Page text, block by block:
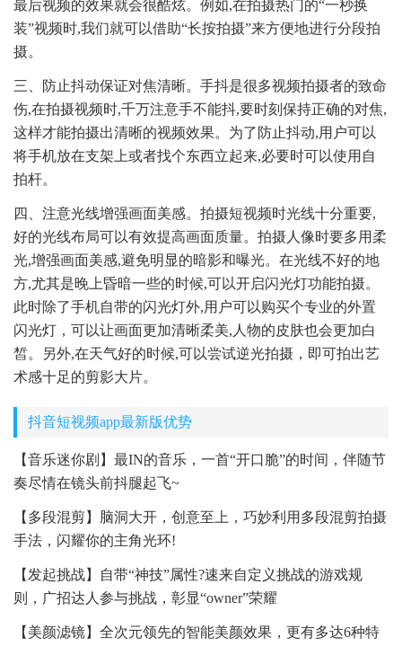
最后视频的效果就会很酷炫。例如,在拍摄热门的“一秒换
装”视频时,我们就可以借助“长按拍摄”来方便地进行分段拍
摄。
三、防止抖动保证对焦清晰。手抖是很多视频拍摄者的致命
伤,在拍摄视频时,千万注意手不能抖,要时刻保持正确的对焦,
这样才能拍摄出清晰的视频效果。为了防止抖动,用户可以
将手机放在支架上或者找个东西立起来,必要时可以使用自
拍杆。
四、注意光线增强画面美感。拍摄短视频时光线十分重要,
好的光线布局可以有效提高画面质量。拍摄人像时要多用柔
光,增强画面美感,避免明显的暗影和曝光。在光线不好的地
方,尤其是晚上昏暗一些的时候,可以开启闪光灯功能拍摄。
此时除了手机自带的闪光灯外,用户可以购买个专业的外置
闪光灯，可以让画面更加清晰柔美,人物的皮肤也会更加白
皙。另外,在天气好的时候,可以尝试逆光拍摄，即可拍出艺
术感十足的剪影大片。
抖音短视频app最新版优势
【音乐迷你剧】最IN的音乐，一首“开口脆”的时间，伴随节
奏尽情在镜头前抖腿起飞~
【多段混剪】脑洞大开，创意至上，巧妙利用多段混剪拍摄
手法，闪耀你的主角光环!
【发起挑战】自带“神技”属性?速来自定义挑战的游戏规
则，广招达人参与挑战，彰显“owner”荣耀
【美颜滤镜】全次元领先的智能美颜效果，更有多达6种特